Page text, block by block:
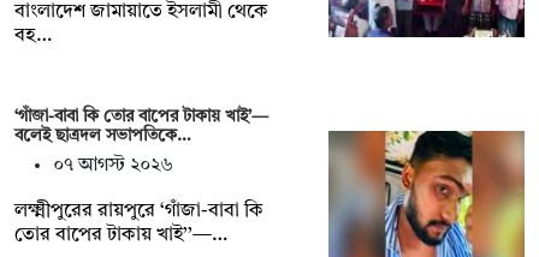
বাংলাদেশ জামায়াতে ইসলামী থেকে
বহ…
‘গাঁজা-বাবা কি তোর বাপের টাকায় খাই’—
বলেই ছাত্রদল সভাপতিকে…
০৭ আগস্ট ২০২৬
লক্ষ্মীপুরের রায়পুরে ‘গাঁজা-বাবা কি
তোর বাপের টাকায় খাই’’—…